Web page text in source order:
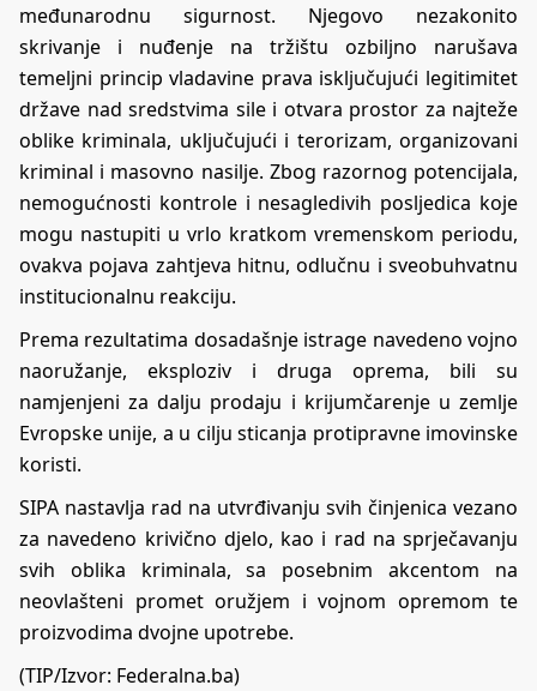
međunarodnu sigurnost. Njegovo nezakonito
skrivanje i nuđenje na tržištu ozbiljno narušava
temeljni princip vladavine prava isključujući legitimitet
države nad sredstvima sile i otvara prostor za najteže
oblike kriminala, uključujući i terorizam, organizovani
kriminal i masovno nasilje. Zbog razornog potencijala,
nemogućnosti kontrole i nesagledivih posljedica koje
mogu nastupiti u vrlo kratkom vremenskom periodu,
ovakva pojava zahtjeva hitnu, odlučnu i sveobuhvatnu
institucionalnu reakciju.
Prema rezultatima dosadašnje istrage navedeno vojno
naoružanje, eksploziv i druga oprema, bili su
namjenjeni za dalju prodaju i krijumčarenje u zemlje
Evropske unije, a u cilju sticanja protipravne imovinske
koristi.
SIPA nastavlja rad na utvrđivanju svih činjenica vezano
za navedeno krivično djelo, kao i rad na sprječavanju
svih oblika kriminala, sa posebnim akcentom na
neovlašteni promet oružjem i vojnom opremom te
proizvodima dvojne upotrebe.
(TIP/Izvor: Federalna.ba)